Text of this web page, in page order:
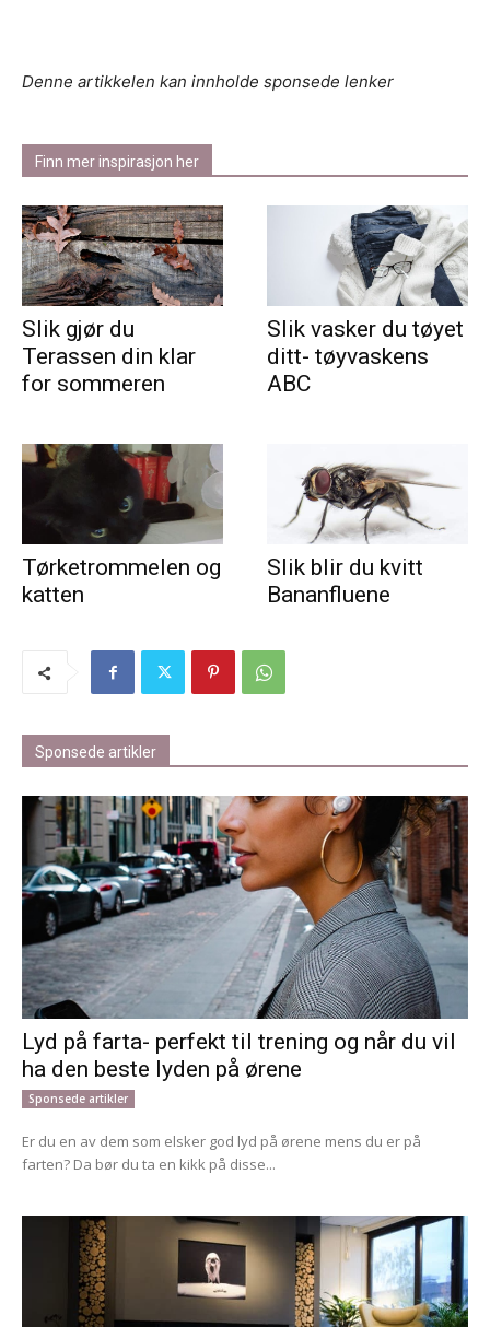
Denne artikkelen kan innholde sponsede lenker
Finn mer inspirasjon her
Slik gjør du
Terassen din klar
for sommeren
Slik vasker du tøyet
ditt- tøyvaskens
ABC
Tørketrommelen og
katten
Slik blir du kvitt
Bananfluene
Sponsede artikler
Lyd på farta- perfekt til trening og når du vil
ha den beste lyden på ørene
Sponsede artikler
Er du en av dem som elsker god lyd på ørene mens du er på
farten? Da bør du ta en kikk på disse...